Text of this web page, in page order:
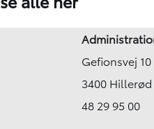
Gefionsvej 10
3400 Hillerød
48 29 95 00